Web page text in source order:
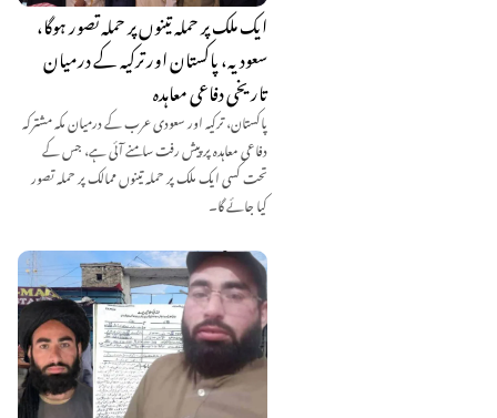
ایک ملک پر حملہ تینوں پر حملہ تصور ہوگا،
سعودیہ، پاکستان اور ترکیہ کے درمیان
تاریخی دفاعی معاہدہ
پاکستان، ترکیہ اور سعودی عرب کے درمیان مکہ مشترکہ
دفاعی معاہدہ پر پیش رفت سامنے آئی ہے، جس کے
تحت کسی ایک ملک پر حملہ تینوں ممالک پر حملہ تصور
کیا جائے گا۔